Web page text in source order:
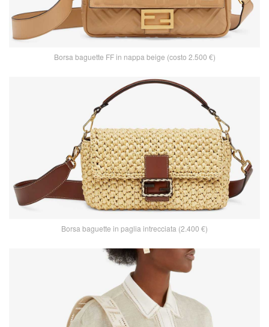
Borsa baguette FF in nappa beige (costo 2.500 €)
Borsa baguette in paglia intrecciata (2.400 €)